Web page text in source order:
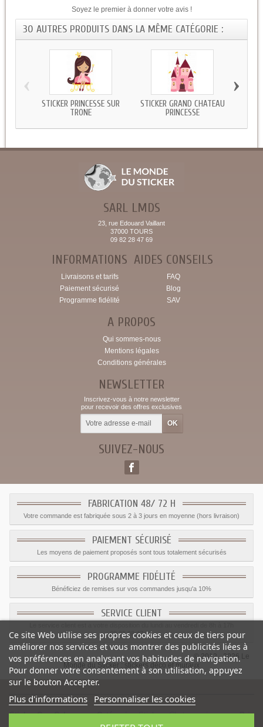
Soyez le premier à donner votre avis !
30 AUTRES PRODUITS DANS LA MÊME CATÉGORIE :
STICKER PRINCESSE SUR
TRONE
STICKER GRAND CHATEAU
PRINCESSE
‹ ›
SARL LMDS
23, rue Edouard Vaillant
37000 TOURS
09 82 28 47 69
INFORMATIONS
Livraisons et tarifs
Paiement sécurisé
Programme fidélité
AIDES CONSEILS
FAQ
Blog
SAV
A PROPOS
Qui sommes-nous
Mentions légales
Conditions générales
NEWSLETTER
Inscrivez-vous à notre newsletter
pour recevoir des offres exclusives
SUIVEZ-NOUS
FABRICATION 48/ 72 H
Votre commande est fabriquée sous 2 à 3 jours en moyenne (hors livraison)
PAIEMENT SÉCURISÉ
Les moyens de paiement proposés sont tous totalement sécurisés
PROGRAMME FIDÉLITÉ
Bénéficiez de remises sur vos commandes jusqu'a 10%
SERVICE CLIENT
09.82.28.47.69.
© 2012 - 2026 Le
Monde du Sticker :
stickers déco et muraux
Sticker Cup Cake rose-Catégorie:Stickers Chateau princesse-Prix
Ce site Web utilise ses propres cookies et ceux de tiers pour
améliorer nos services et vous montrer des publicités liées à
vos préférences en analysant vos habitudes de navigation.
Pour donner votre consentement à son utilisation, appuyez
sur le bouton Accepter.
Plus d'informations Personnaliser les cookies